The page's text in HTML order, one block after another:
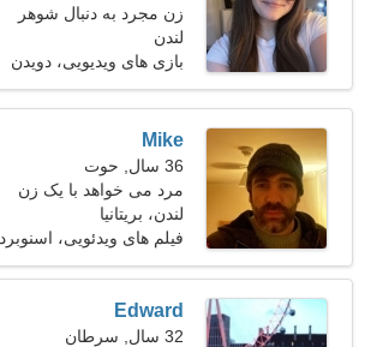
زن مجرد به دنبال شوهر
لندن
بازی های ویدیویی، دویدن
Mike
36 سال, حوت
مرد می خواهد با یک زن
ملاقات کند 24-31
لندن، بریتانیا
فیلم های ویدئویی، اسنوبرد
Edward
32 سال, سرطان